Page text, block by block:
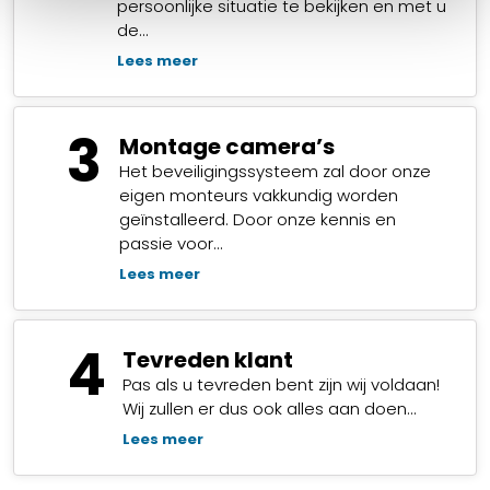
persoonlijke situatie te bekijken en met u
de…
Lees meer
3 Montage camera’s
Het beveiligingssysteem zal door onze
eigen monteurs vakkundig worden
geïnstalleerd. Door onze kennis en
passie voor…
Lees meer
4 Tevreden klant
Pas als u tevreden bent zijn wij voldaan!
Wij zullen er dus ook alles aan doen…
Lees meer